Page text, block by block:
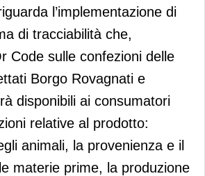
l’implementazione di
di tracciabilità che,
Code sulle confezioni delle
Borgo Rovagnati e
disponibili ai consumatori
relative al prodotto:
animali, la provenienza e il
materie prime, la produzione